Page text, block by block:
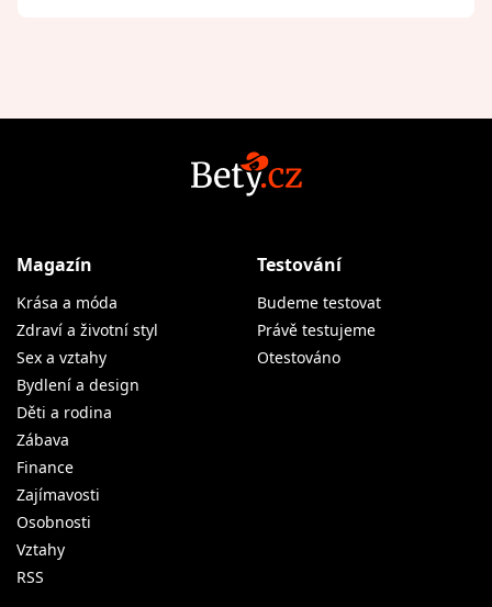
Magazín
Krása a móda
Zdraví a životní styl
Sex a vztahy
Bydlení a design
Děti a rodina
Zábava
Finance
Zajímavosti
Osobnosti
Vztahy
RSS
Testování
Budeme testovat
Právě testujeme
Otestováno